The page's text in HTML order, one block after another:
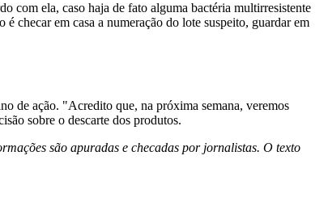
com ela, caso haja de fato alguma bactéria multirresistente
checar em casa a numeração do lote suspeito, guardar em
de ação. "Acredito que, na próxima semana, veremos
sobre o descarte dos produtos.
são apuradas e checadas por jornalistas. O texto